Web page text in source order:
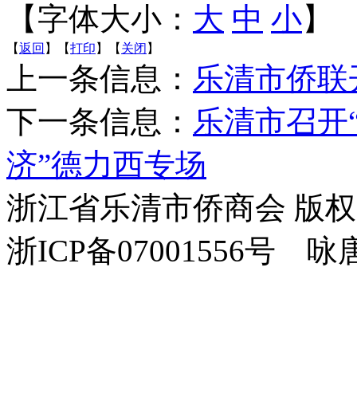
【字体大小： 大 中 小】
【返回 】【打印 】【 关闭 】
上一条信息： 乐清市侨
下一条信息： 乐清市召开
济”德力西专场
浙江省乐清市侨商会 版
浙ICP备07001556号 咏